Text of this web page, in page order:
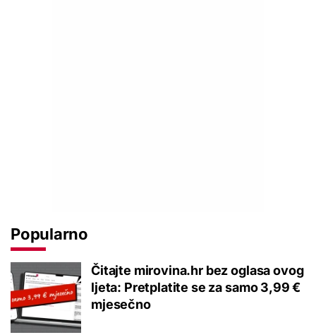
Popularno
Čitajte mirovina.hr bez oglasa ovog
ljeta: Pretplatite se za samo 3,99 €
mjesečno